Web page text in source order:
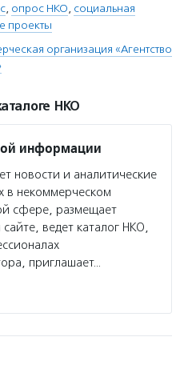
, опрос НКО, социальная
проекты
организация «Агентство
НКО
информации
новости и аналитические
в некоммерческом
сфере, размещает
ведет каталог НКО,
приглашает…